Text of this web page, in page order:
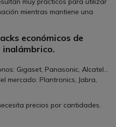
mientras mantiene una
económicos de
inalámbrico.
Gigaset, Panasonic, Alcatel…
mercado: Plantronics, Jabra,
precios por cantidades.